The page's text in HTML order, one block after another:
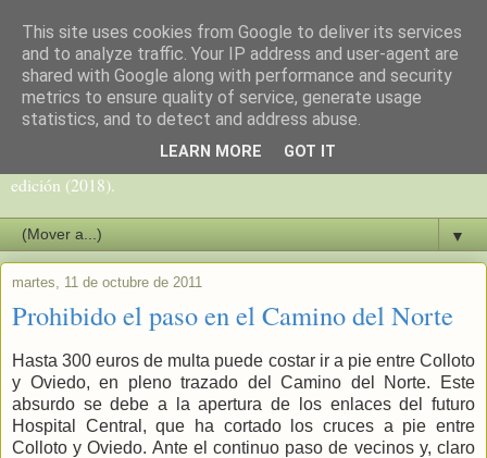
Camino del Norte
Blog sobre el Camino de Santiago del Norte de Carlos Mencos,
(Camino de la Costa y Camino Primitivo) que va por su 10ª
edición (2018).
▼
martes, 11 de octubre de 2011
Prohibido el paso en el Camino del Norte
Hasta 300 euros de multa puede costar ir a pie entre Colloto
y Oviedo, en pleno trazado del Camino del Norte. Este
absurdo se debe a la apertura de los enlaces del futuro
Hospital Central, que ha cortado los cruces a pie entre
Colloto y Oviedo. Ante el continuo paso de vecinos y, claro
This site uses cookies from Google to deliver its services
and to analyze traffic. Your IP address and user-agent are
shared with Google along with performance and security
metrics to ensure quality of service, generate usage
statistics, and to detect and address abuse.
LEARN MORE GOT IT